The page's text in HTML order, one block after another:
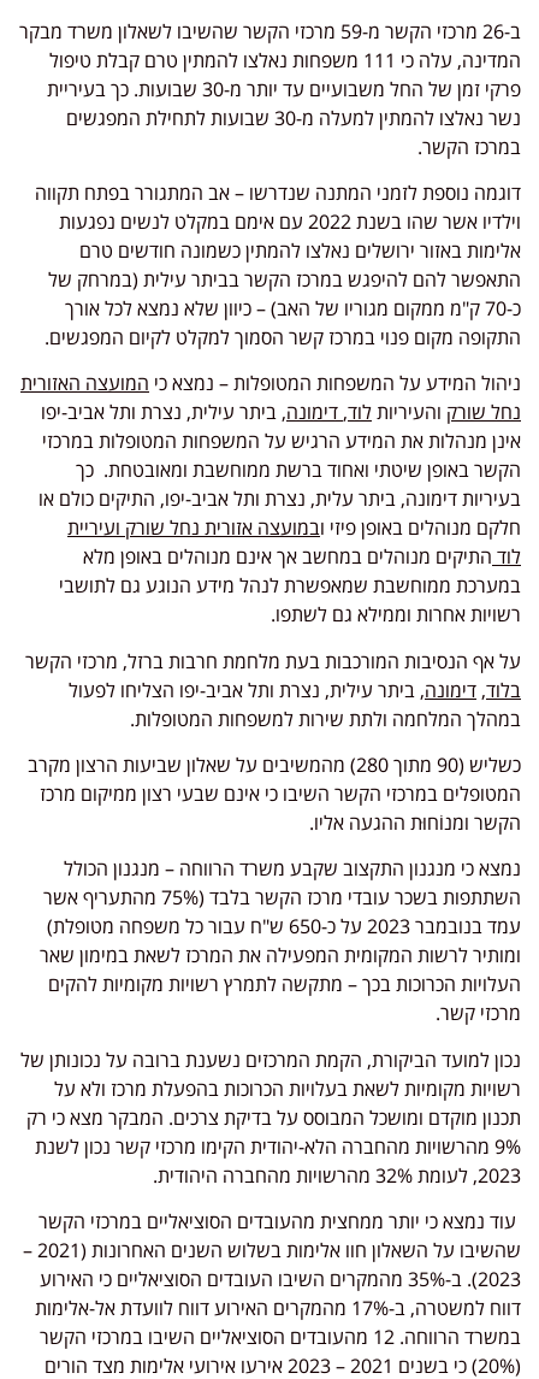
ב-26 מרכזי הקשר מ-59 מרכזי הקשר שהשיבו לשאלון משרד מבקר
המדינה, עלה כי 111 משפחות נאלצו להמתין טרם קבלת טיפול
פרקי זמן של החל משבועיים עד יותר מ-30 שבועות. כך בעיריית
נשר נאלצו להמתין למעלה מ-30 שבועות לתחילת המפגשים
במרכז הקשר.
דוגמה נוספת לזמני המתנה שנדרשו – אב המתגורר בפתח תקווה
וילדיו אשר שהו בשנת 2022 עם אימם במקלט לנשים נפגעות
אלימות באזור ירושלים נאלצו להמתין כשמונה חודשים טרם
התאפשר להם להיפגש במרכז הקשר בביתר עילית (במרחק של
כ-70 ק"מ ממקום מגוריו של האב) – כיוון שלא נמצא לכל אורך
התקופה מקום פנוי במרכז קשר הסמוך למקלט לקיום המפגשים.
ניהול המידע על המשפחות המטופלות – נמצא כי המועצה האזורית
נחל שורק והעיריותלוד, דימונה, ביתר עילית, נצרת ותל אביב-יפו
אינן מנהלות את המידע הרגיש על המשפחות המטופלות במרכזי
הקשר באופן שיטתי ואחוד ברשת ממוחשבת ומאובטחת. כך
בעיריות דימונה, ביתר עלית, נצרת ותל אביב-יפו, התיקים כולם או
חלקם מנוהלים באופן פיזי ובמועצה אזורית נחל שורק ועיריית
לוד התיקים מנוהלים במחשב אך אינם מנוהלים באופן מלא
במערכת ממוחשבת שמאפשרת לנהל מידע הנוגע גם לתושבי
רשויות אחרות וממילא גם לשתפו.
על אף הנסיבות המורכבות בעת מלחמת חרבות ברזל, מרכזי הקשר
בלוד, דימונה, ביתר עילית, נצרת ותל אביב-יפו הצליחו לפעול
במהלך המלחמה ולתת שירות למשפחות המטופלות.
כשליש (90 מתוך 280) מהמשיבים על שאלון שביעות הרצון מקרב
המטופלים במרכזי הקשר השיבו כי אינם שבעי רצון ממיקום מרכז
הקשר ומנוֹחוּת ההגעה אליו.
נמצא כי מנגנון התקצוב שקבע משרד הרווחה – מנגנון הכולל
השתתפות בשכר עובדי מרכז הקשר בלבד (75% מהתעריף אשר
עמד בנובמבר 2023 על כ-650 ש"ח עבור כל משפחה מטופלת)
ומותיר לרשות המקומית המפעילה את המרכז לשאת במימון שאר
העלויות הכרוכות בכך – מתקשה לתמרץ רשויות מקומיות להקים
מרכזי קשר.
נכון למועד הביקורת, הקמת המרכזים נשענת ברובה על נכונותן של
רשויות מקומיות לשאת בעלויות הכרוכות בהפעלת מרכז ולא על
תכנון מוקדם ומושכל המבוסס על בדיקת צרכים. המבקר מצא כי רק
9% מהרשויות מהחברה הלא-יהודית הקימו מרכזי קשר נכון לשנת
2023, לעומת 32% מהרשויות מהחברה היהודית.
עוד נמצא כי יותר ממחצית מהעובדים הסוציאליים במרכזי הקשר
שהשיבו על השאלון חוו אלימות בשלוש השנים האחרונות (2021 –
2023). ב-35% מהמקרים השיבו העובדים הסוציאליים כי האירוע
דווח למשטרה, ב-17% מהמקרים האירוע דווח לוועדת אל-אלימות
במשרד הרווחה. 12 מהעובדים הסוציאליים השיבו במרכזי הקשר
(20%) כי בשנים 2021 – 2023 אירעו אירועי אלימות מצד הורים